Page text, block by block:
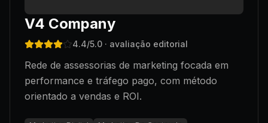
V4 Company
4.4/5.0 · avaliação editorial
Rede de assessorias de marketing focada em
performance e tráfego pago, com método
orientado a vendas e ROI.